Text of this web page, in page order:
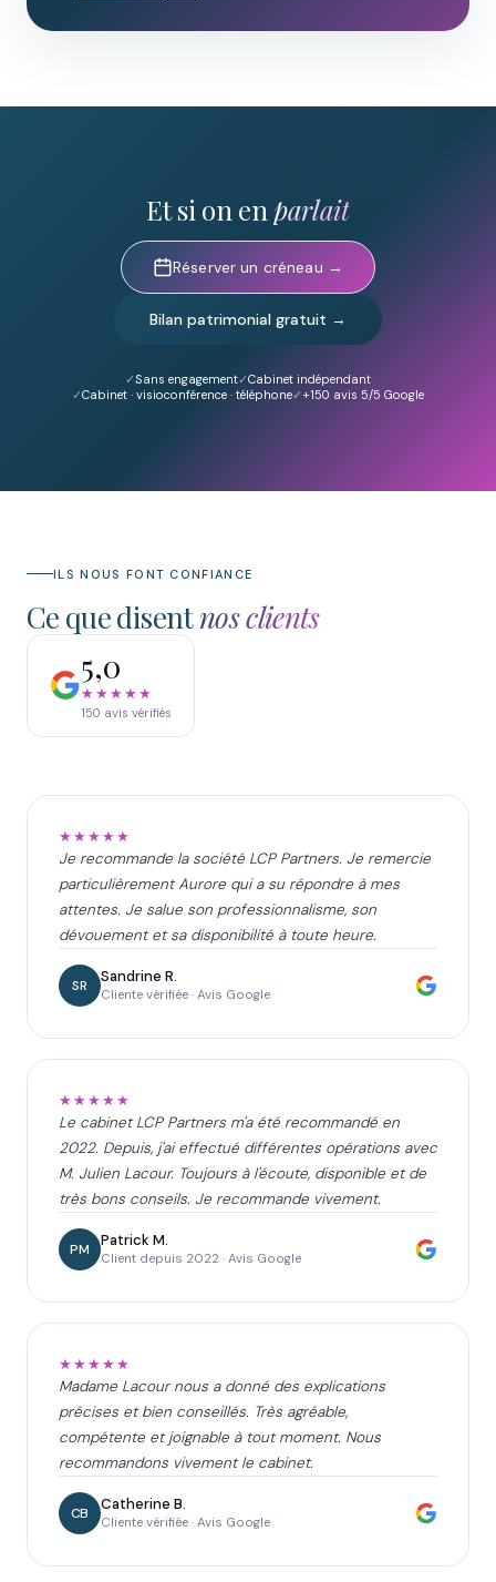
Et si on enparlait
Réserver un créneau →
Bilan patrimonial gratuit →
Sans engagement
Cabinet indépendant
Cabinet · visioconférence · téléphone
+150 avis 5/5 Google
ILS NOUS FONT CONFIANCE
Ce que disentnos clients
5,0
★★★★★
150 avis vérifiés
★★★★★
Je recommande la société LCP Partners. Je remercie
particulièrement Aurore qui a su répondre à mes
attentes. Je salue son professionnalisme, son
dévouement et sa disponibilité à toute heure.
SR Sandrine R.
Cliente vérifiée · Avis Google
★★★★★
Le cabinet LCP Partners m'a été recommandé en
2022. Depuis, j'ai effectué différentes opérations avec
M. Julien Lacour. Toujours à l'écoute, disponible et de
très bons conseils. Je recommande vivement.
PM Patrick M.
Client depuis 2022 · Avis Google
★★★★★
Madame Lacour nous a donné des explications
précises et bien conseillés. Très agréable,
compétente et joignable à tout moment. Nous
recommandons vivement le cabinet.
CB Catherine B.
Cliente vérifiée · Avis Google